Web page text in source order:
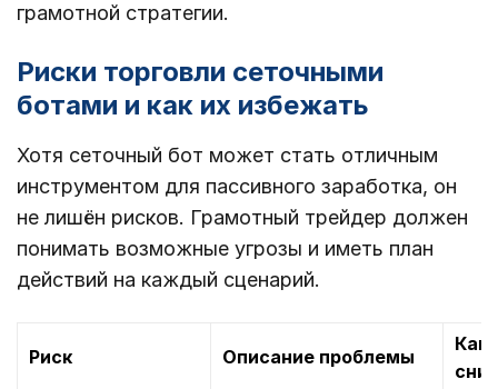
грамотной стратегии.
Риски торговли сеточными
ботами и как их избежать
Хотя сеточный бот может стать отличным
инструментом для пассивного заработка, он
не лишён рисков. Грамотный трейдер должен
понимать возможные угрозы и иметь план
действий на каждый сценарий.
Риск Описание проблемы
Как